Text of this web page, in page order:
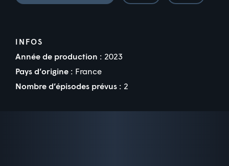
INFOS
Année de production : 2023
Pays d’origine : France
Nombre d’épisodes prévus : 2